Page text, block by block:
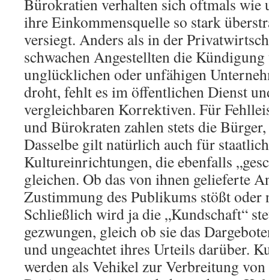
Bürokratien verhalten sich oftmals wie
ihre Einkommensquelle so stark
versiegt. Anders als in der
schwachen Angestellten die
unglücklichen oder unfähigen
droht, fehlt es im öffentlichen Dienst
vergleichbaren Korrektiven. Für
und Bürokraten zahlen stets die
Dasselbe gilt natürlich auch für
Kultureinrichtungen, die ebenfalls
gleichen. Ob das von ihnen gelieferte
Zustimmung des Publikums stößt
Schließlich wird ja die „Kundschaft“
gezwungen, gleich ob sie das
und ungeachtet ihres Urteils darüber.
werden als Vehikel zur Verbreitung von